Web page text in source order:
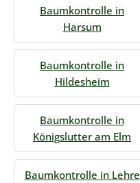
Baumkontrolle in
Harsum
Baumkontrolle in
Hildesheim
Baumkontrolle in
Königslutter am Elm
Baumkontrolle in Lehre